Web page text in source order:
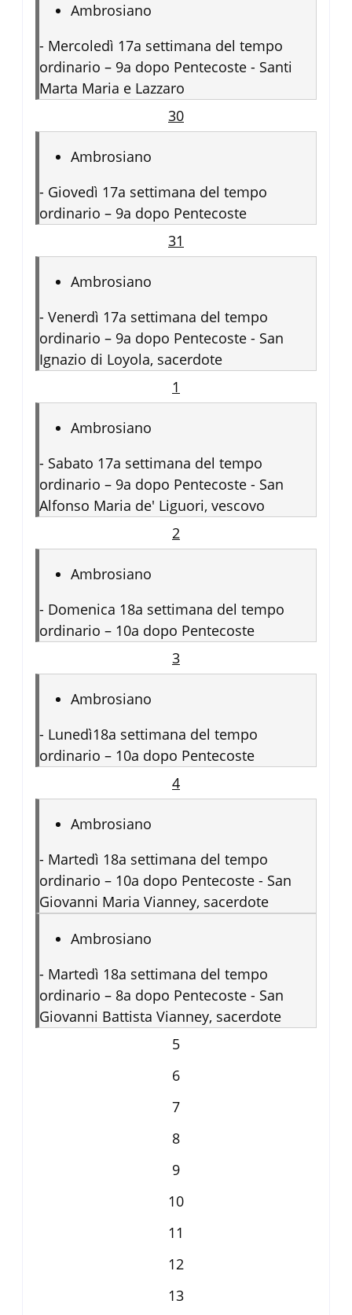
Ambrosiano
- Mercoledì 17a settimana del tempo
ordinario – 9a dopo Pentecoste - Santi
Marta Maria e Lazzaro
30
Ambrosiano
- Giovedì 17a settimana del tempo
ordinario – 9a dopo Pentecoste
31
Ambrosiano
- Venerdì 17a settimana del tempo
ordinario – 9a dopo Pentecoste - San
Ignazio di Loyola, sacerdote
1
Ambrosiano
- Sabato 17a settimana del tempo
ordinario – 9a dopo Pentecoste - San
Alfonso Maria de' Liguori, vescovo
2
Ambrosiano
- Domenica 18a settimana del tempo
ordinario – 10a dopo Pentecoste
3
Ambrosiano
- Lunedì18a settimana del tempo
ordinario – 10a dopo Pentecoste
4
Ambrosiano
- Martedì 18a settimana del tempo
ordinario – 10a dopo Pentecoste - San
Giovanni Maria Vianney, sacerdote
Ambrosiano
- Martedì 18a settimana del tempo
ordinario – 8a dopo Pentecoste - San
Giovanni Battista Vianney, sacerdote
5
6
7
8
9
10
11
12
13